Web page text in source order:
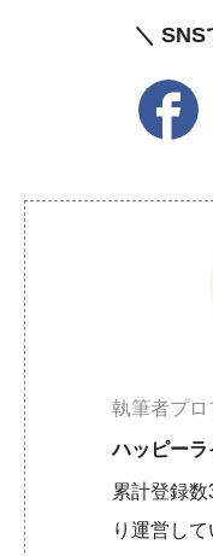
＼ SNS
執筆者プ
ハッピー
累計登録
り運営し